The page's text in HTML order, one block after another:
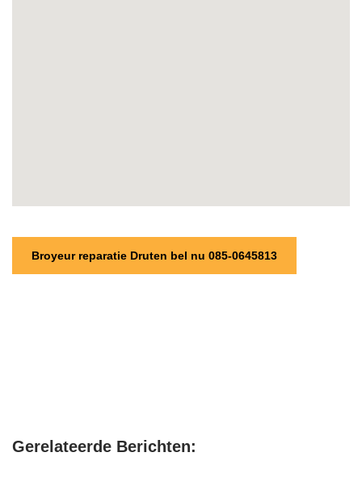
Broyeur reparatie Druten bel nu 085-0645813
Gerelateerde Berichten: